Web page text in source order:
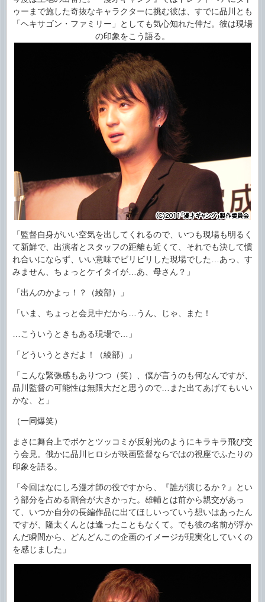
ゥーまで施した奇抜なキャラクターに挑む彼は、すでに品川とも
「ヘキサゴン・ファミリー」としても気心知れた仲だ。彼は現場
の印象をこう語る。
「監督自身がいい空気を出してくれるので、いつも現場も明るく
て新鮮で、出演者とスタッフの距離も近くて、それでも決して慣
れ合いにならず、いい意味でビリビリした現場でした…あっ、す
みません、ちょっとケイタイが…あ、母さん？」
「出んのかよっ！？（綾部）」
「いま、ちょっと会見中だから…うん、じゃ、また！
…こういうときもある現場で…」
「どういうときだよ！（綾部）」
「こんな緊張感もありつつ（笑）、僕が言うのも何なんですが、
品川監督の可能性は無限大だと思うので…また出てあげてもいい
かな、と」
（一同爆笑）
まさに舞台上でボケとツッコミが反射光のようにキラキラ飛び交
う会見。俄かに品川ヒロシが映画監督ならではの視座でふたりの
印象を語る。
「今回はなにしろ漫才師の役ですから、『誰が演じるか？』とい
う部分を占める割合が大きかった。雄輔とは前から親交があっ
て、いつか自分の長編作品に出てほしいっていう想いはあったん
ですが、隆太くんとは逢ったこともなくて。でも彼の名前が浮か
んだ瞬間から、どんどんこの企画のイメージが現実化していくの
を感じました」